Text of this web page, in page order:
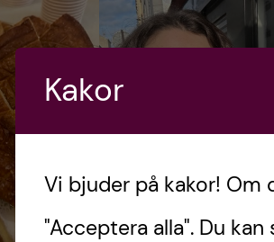
Kakor
Vi bjuder på kakor! Om
"Acceptera alla". Du